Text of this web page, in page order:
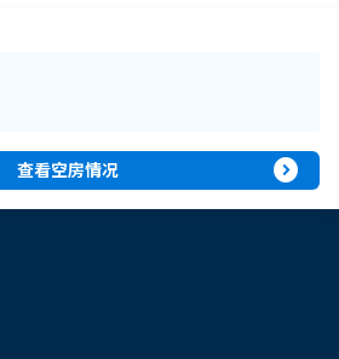
查看空房情况 expand_circle_right